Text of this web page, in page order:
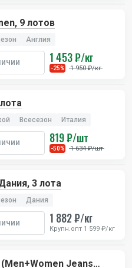
9 лотов
Англия
1 453 ₽/кг
-25% 1 950 ₽/кг
Всесезон Италия
819 ₽/шт
-50% 1 634 ₽/шт
3 лота
Дания
1 882 ₽/кг
Крупн.опт 1 599 ₽/кг
Jeans